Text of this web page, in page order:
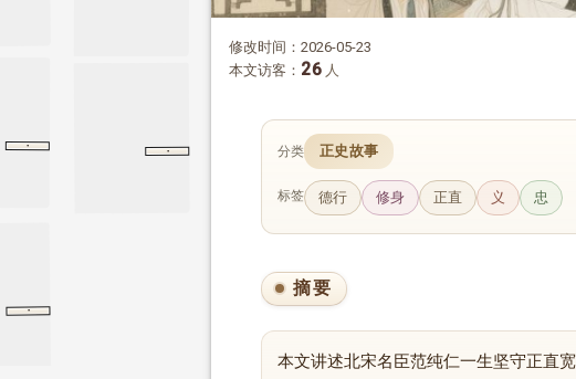
帝纪
·
问
·
里仁
·
修改时间：2026-05-23
本文访客： 26 人
分类 正史故事
标签 德行 修身 正直 义 忠
摘要
本文讲述北宋名臣范纯仁一生坚守正直